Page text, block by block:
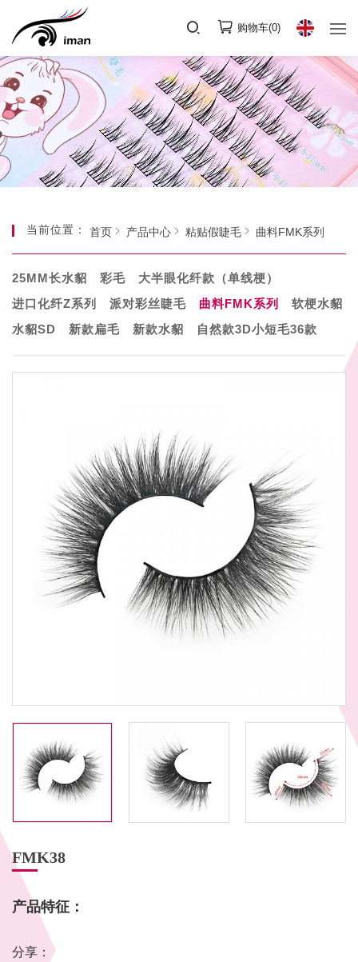
购物车(0)
当前位置： 首页 产品中心 粘贴假睫毛 曲料FMK系列
25MM长水貂 彩毛
大半眼化纤款（单线梗）
进口化纤Z系列
派对彩丝睫毛 曲料FMK系列
软梗水貂
水貂SD
新款扁毛 新款水貂 自然款3D小短毛36款
FMK38
产品特征：
分享：